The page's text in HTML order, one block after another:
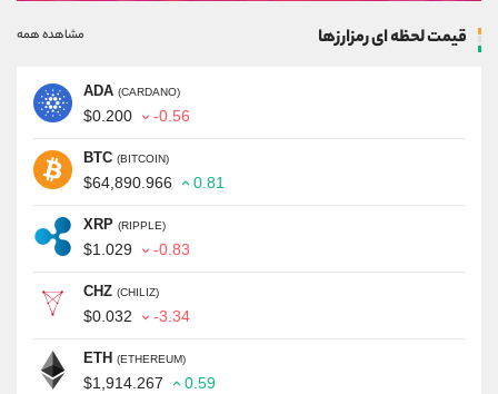
قیمت لحظه ای رمزارزها مشاهده همه
ADA (CARDANO)
$0.200 -0.56
BTC (BITCOIN)
$64,890.966 0.81
XRP (RIPPLE)
$1.029 -0.83
CHZ (CHILIZ)
$0.032 -3.34
ETH (ETHEREUM)
$1,914.267 0.59